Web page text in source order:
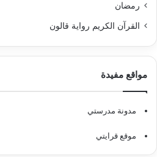
رمضان
القرآن الكريم رواية قالون
مواقع مفيدة
مدونة مدرستي
موقع قرايتي